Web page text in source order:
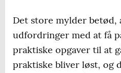
Det store mylder betød,
udfordringer med at få
praktiske opgaver til at
praktiske bliver løst, og